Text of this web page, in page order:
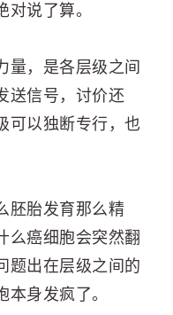
说了算。
量，是各层级之间
送信号，讨价还
可以独断专行，也
胚胎发育那么精
么癌细胞会突然翻
题出在层级之间的
身发疯了。